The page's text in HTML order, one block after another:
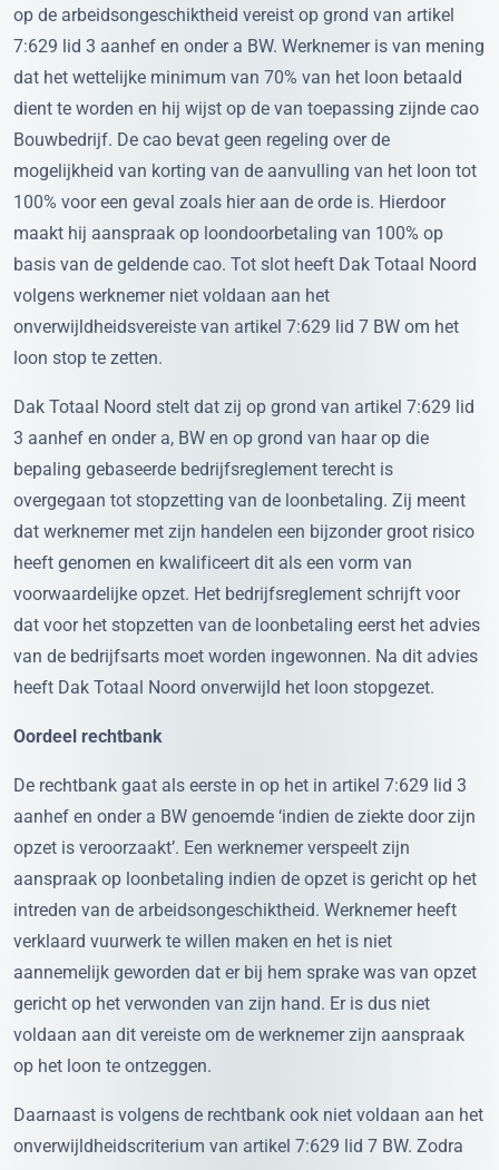
op de arbeidsongeschiktheid vereist op grond van artikel
7:629 lid 3 aanhef en onder a BW. Werknemer is van mening
dat het wettelijke minimum van 70% van het loon betaald
dient te worden en hij wijst op de van toepassing zijnde cao
Bouwbedrijf. De cao bevat geen regeling over de
mogelijkheid van korting van de aanvulling van het loon tot
100% voor een geval zoals hier aan de orde is. Hierdoor
maakt hij aanspraak op loondoorbetaling van 100% op
basis van de geldende cao. Tot slot heeft Dak Totaal Noord
volgens werknemer niet voldaan aan het
onverwijldheidsvereiste van artikel 7:629 lid 7 BW om het
loon stop te zetten.
Dak Totaal Noord stelt dat zij op grond van artikel 7:629 lid
3 aanhef en onder a, BW en op grond van haar op die
bepaling gebaseerde bedrijfsreglement terecht is
overgegaan tot stopzetting van de loonbetaling. Zij meent
dat werknemer met zijn handelen een bijzonder groot risico
heeft genomen en kwalificeert dit als een vorm van
voorwaardelijke opzet. Het bedrijfsreglement schrijft voor
dat voor het stopzetten van de loonbetaling eerst het advies
van de bedrijfsarts moet worden ingewonnen. Na dit advies
heeft Dak Totaal Noord onverwijld het loon stopgezet.
Oordeel rechtbank
De rechtbank gaat als eerste in op het in artikel 7:629 lid 3
aanhef en onder a BW genoemde ‘indien de ziekte door zijn
opzet is veroorzaakt’. Een werknemer verspeelt zijn
aanspraak op loonbetaling indien de opzet is gericht op het
intreden van de arbeidsongeschiktheid. Werknemer heeft
verklaard vuurwerk te willen maken en het is niet
aannemelijk geworden dat er bij hem sprake was van opzet
gericht op het verwonden van zijn hand. Er is dus niet
voldaan aan dit vereiste om de werknemer zijn aanspraak
op het loon te ontzeggen.
Daarnaast is volgens de rechtbank ook niet voldaan aan het
onverwijldheidscriterium van artikel 7:629 lid 7 BW. Zodra